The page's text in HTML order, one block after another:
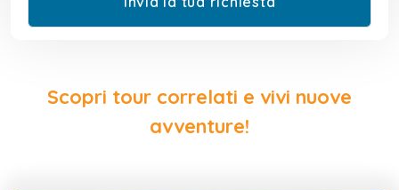
Scopri tour correlati e vivi nuove
avventure!